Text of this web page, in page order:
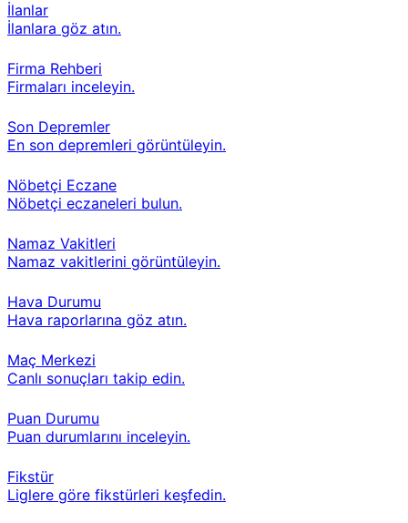
İlanlar
İlanlara göz atın.
Firma Rehberi
Firmaları inceleyin.
Son Depremler
En son depremleri görüntüleyin.
Nöbetçi Eczane
Nöbetçi eczaneleri bulun.
Namaz Vakitleri
Namaz vakitlerini görüntüleyin.
Hava Durumu
Hava raporlarına göz atın.
Maç Merkezi
Canlı sonuçları takip edin.
Puan Durumu
Puan durumlarını inceleyin.
Fikstür
Liglere göre fikstürleri keşfedin.